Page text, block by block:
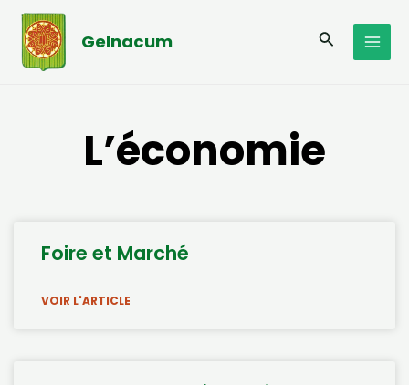
Aller
contenu
Gelnacum
L’économie
Foire et Marché
VOIR L'ARTICLE